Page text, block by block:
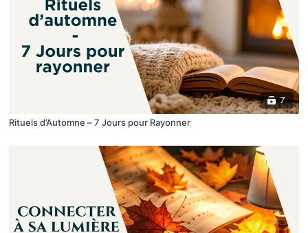
7
Rituels d’Automne – 7 Jours pour Rayonner